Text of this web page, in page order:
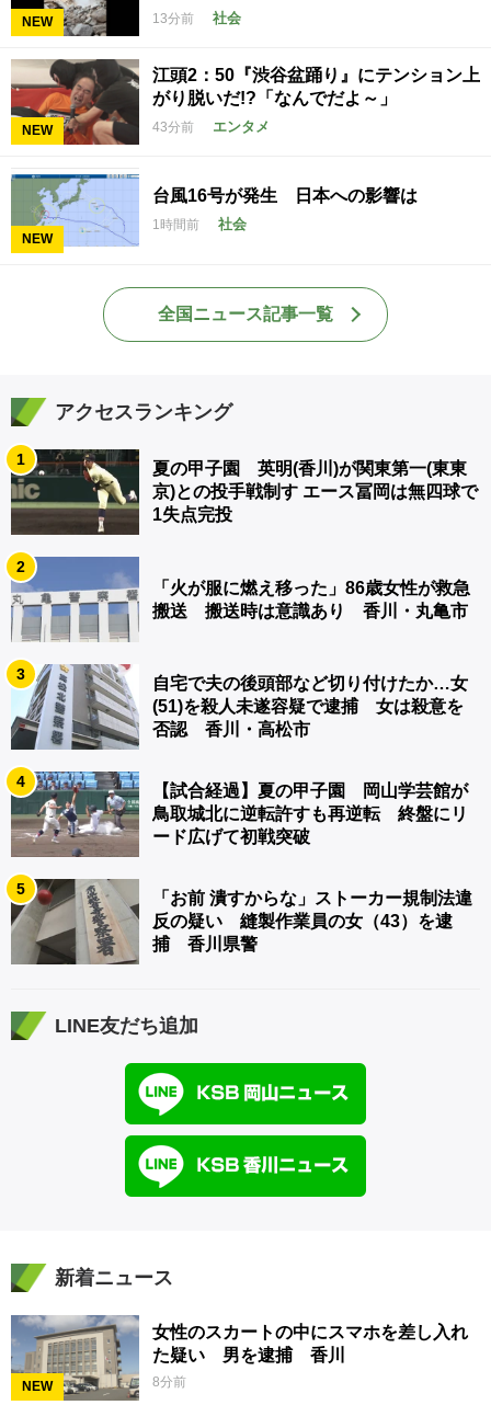
NEW 13分前 社会
NEW
江頭2：50『渋谷盆踊り』にテンション上
がり脱いだ!?「なんでだよ～」
43分前 エンタメ
NEW
台風16号が発生 日本への影響は
1時間前 社会
全国ニュース記事一覧
アクセスランキング
1
夏の甲子園 英明(香川)が関東第一(東東
京)との投手戦制す エース冨岡は無四球で
1失点完投
2
「火が服に燃え移った」86歳女性が救急
搬送 搬送時は意識あり 香川・丸亀市
3
自宅で夫の後頭部など切り付けたか…女
(51)を殺人未遂容疑で逮捕 女は殺意を
否認 香川・高松市
4
【試合経過】夏の甲子園 岡山学芸館が
鳥取城北に逆転許すも再逆転 終盤にリ
ード広げて初戦突破
5
「お前 潰すからな」ストーカー規制法違
反の疑い 縫製作業員の女（43）を逮
捕 香川県警
LINE友だち追加
新着ニュース
NEW
女性のスカートの中にスマホを差し入れ
た疑い 男を逮捕 香川
8分前